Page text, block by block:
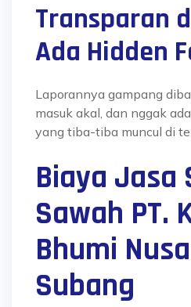
Transparan
Ada Hidden
Laporannya gampang
masuk akal, dan nggak
yang tiba-tiba muncul di
Biaya Jasa
Sawah PT.
Bhumi
Subang